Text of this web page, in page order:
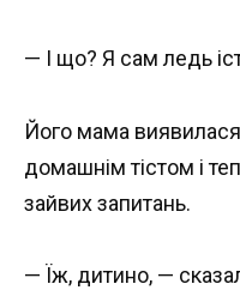
— І що? Я сам ледь
Його мама
домашнім тістом і
зайвих запитань.
— Їж, дитино, —